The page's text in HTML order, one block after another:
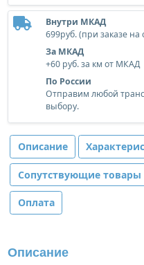
Внутри МКАД
699руб. (при заказе на
За МКАД
+60 руб. за км от МКАД
По России
Отправим любой
выбору.
Описание
Сопутствующие товары
Оплата
Описание